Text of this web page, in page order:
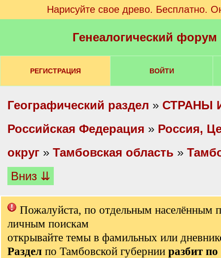
Нарисуйте свое древо. Бесплатно.
Генеалогический
РЕГИСТРАЦИЯ ВОЙТИ
Географический раздел » СТРАНЫ
Российская Федерация » Россия,
округ » Тамбовская область »
Вниз ⇊
Пожалуйста, по отдельным населённым
личным поискам
открывайте темы в фамильных или
Раздел по Тамбовской губернии разбит по